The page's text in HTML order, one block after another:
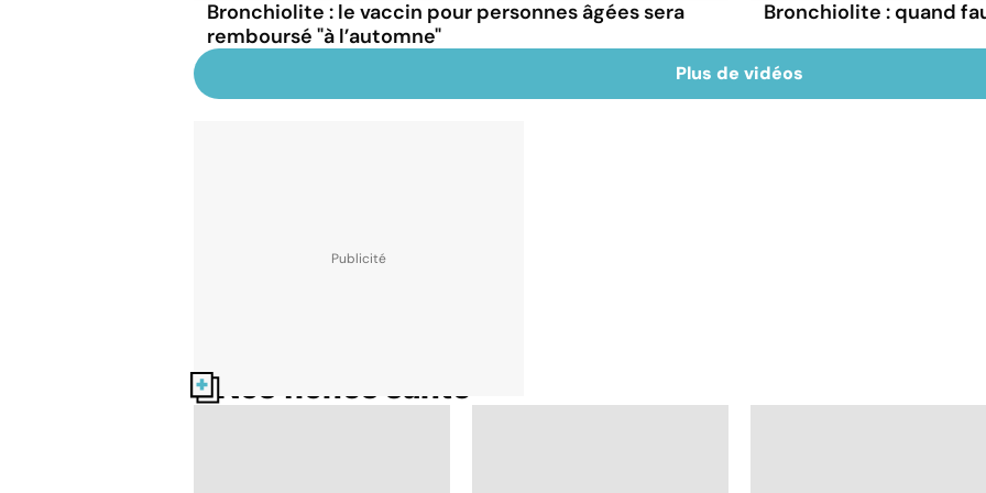
Bronchiolite : le vaccin pour personnes âgées sera
remboursé "à l’automne"
Bronchiolite : quand
Plus de vidéos
Nos fiches santé